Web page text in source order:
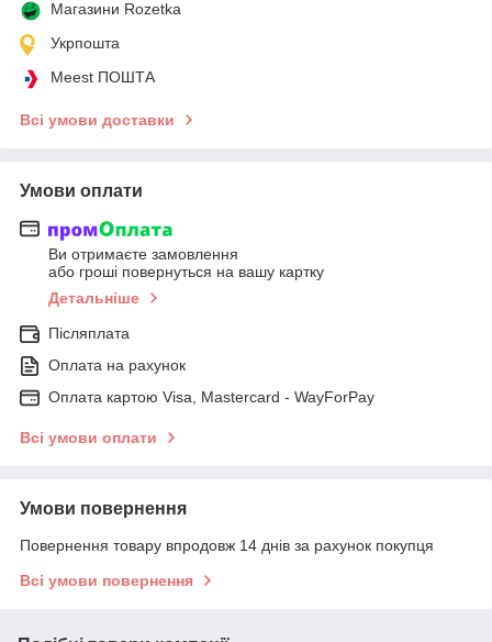
Магазини Rozetka
Укрпошта
Meest ПОШТА
Всі умови доставки
Умови оплати
Ви отримаєте замовлення
або гроші повернуться на вашу картку
Детальніше
Післяплата
Оплата на рахунок
Оплата картою Visa, Mastercard - WayForPay
Всі умови оплати
Умови повернення
Повернення товару впродовж 14 днів за рахунок покупця
Всі умови повернення